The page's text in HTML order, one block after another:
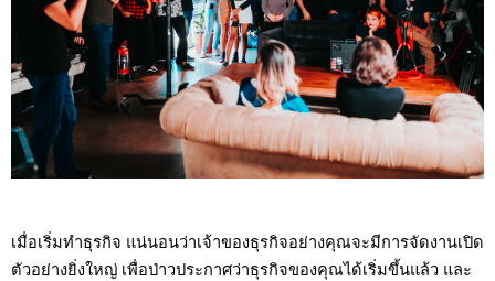
เมื่อเริ่มทำธุรกิจ แน่นอนว่าเจ้าของธุรกิจอย่างคุณจะมีการจัดงานเปิด
ตัวอย่างยิ่งใหญ่ เพื่อป่าวประกาศว่าธุรกิจของคุณได้เริ่มขึ้นแล้ว และ